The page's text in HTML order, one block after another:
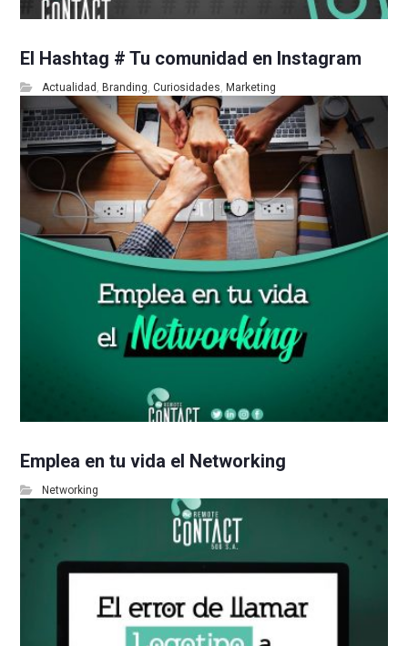
El Hashtag # Tu comunidad en Instagram
Actualidad ,Branding ,Curiosidades ,Marketing
Emplea en tu vida el Networking
Networking